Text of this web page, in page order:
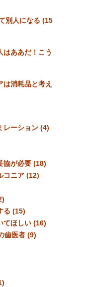
別人になる (15
ああだ！こう
消耗品と考え
ーション (4)
協が必要 (18)
コニア (12)
る (15)
ほしい (16)
歯医者 (9)